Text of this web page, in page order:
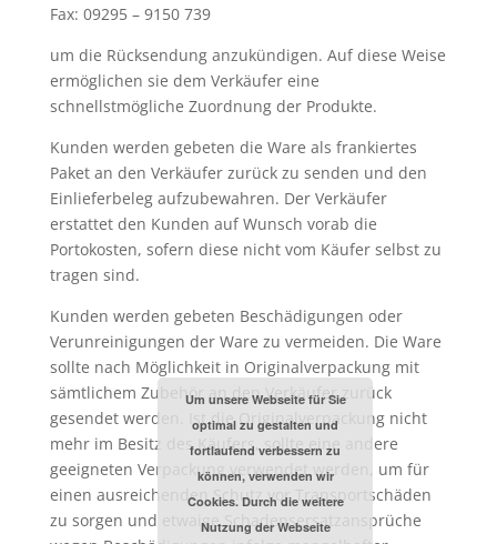
Fax: 09295 – 9150 739
um die Rücksendung anzukündigen. Auf diese Weise
ermöglichen sie dem Verkäufer eine
schnellstmögliche Zuordnung der Produkte.
Kunden werden gebeten die Ware als frankiertes
Paket an den Verkäufer zurück zu senden und den
Einlieferbeleg aufzubewahren. Der Verkäufer
erstattet den Kunden auf Wunsch vorab die
Portokosten, sofern diese nicht vom Käufer selbst zu
tragen sind.
Kunden werden gebeten Beschädigungen oder
Verunreinigungen der Ware zu vermeiden. Die Ware
sollte nach Möglichkeit in Originalverpackung mit
sämtlichem Zubehör an den Verkäufer zurück
gesendet werden. Ist die Originalverpackung nicht
mehr im Besitz des Käufers, sollte eine andere
geeigneten Verpackung verwendet werden, um für
einen ausreichenden Schutz vor Transportschäden
zu sorgen und etwaige Schadensersatzansprüche
Um unsere Webseite für Sie
optimal zu gestalten und
fortlaufend verbessern zu
können, verwenden wir
Cookies. Durch die weitere
Nutzung der Webseite